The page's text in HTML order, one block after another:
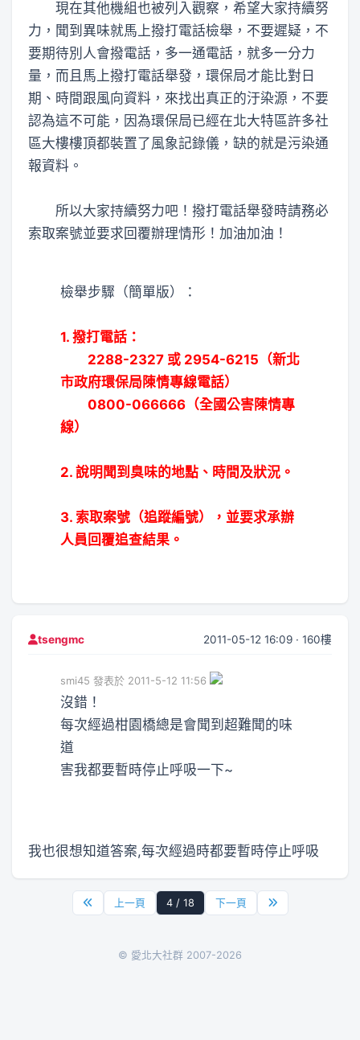
現在其他機組也被列入觀察，希望大家持續努
力，聞到異味就馬上撥打電話檢舉，不要遲疑，不
要期待別人會撥電話，多一通電話，就多一分力
量，而且馬上撥打電話舉發，環保局才能比對日
期、時間跟風向資料，來找出真正的汙染源，不要
認為這不可能，因為環保局已經在北大特區許多社
區大樓樓頂都裝置了風象記錄儀，缺的就是污染通
報資料。
所以大家持續努力吧！撥打電話舉發時請務必
索取案號並要求回覆辦理情形！加油加油！
檢舉步驟（簡單版）：
1. 撥打電話：
2288-2327 或 2954-6215（新北
市政府環保局陳情專線電話）
0800-066666（全國公害陳情專
線）
2. 說明聞到臭味的地點、時間及狀況。
3. 索取案號（追蹤編號），並要求承辦
人員回覆追查結果。
tsengmc 2011-05-12 16:09 · 160樓
smi45 發表於 2011-5-12 11:56
沒錯！
每次經過柑園橋總是會聞到超難聞的味
道
害我都要暫時停止呼吸一下~
我也很想知道答案,每次經過時都要暫時停止呼吸
上一頁 4 / 18 下一頁
© 愛北大社群 2007-2026